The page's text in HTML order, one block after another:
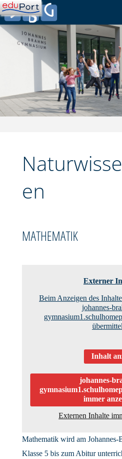
Skip
to
content
en
MATHEMATIK
Externer
Beim Anzeigen des
johannes-
Inhalt
johannes-
immer
Externen Inhalte
Mathematik wird am
Klasse 5 bis zum Abitur